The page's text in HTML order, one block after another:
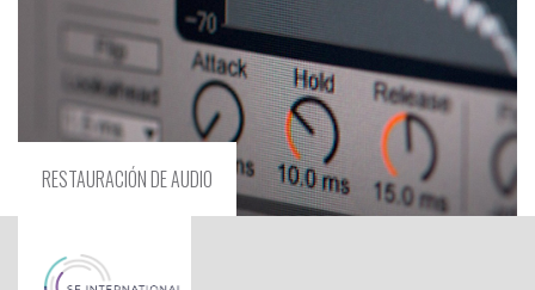
RESTAURACIÓN DE AUDIO